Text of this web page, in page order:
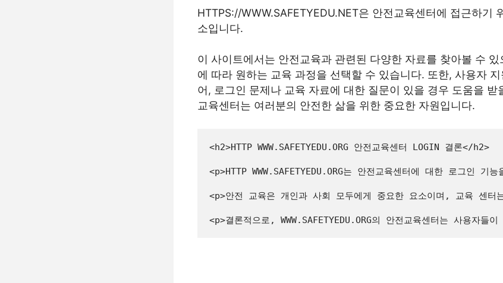
HTTPS://WWW.SAFETYEDU.NET은 안전교육센터에 접근하기
소입니다.
이 사이트에서는 안전교육과 관련된 다양한 자료를 찾아볼 수 있
에 따라 원하는 교육 과정을 선택할 수 있습니다. 또한, 사용자
어, 로그인 문제나 교육 자료에 대한 질문이 있을 경우 도움을 받
교육센터는 여러분의 안전한 삶을 위한 중요한 자원입니다.
<h2>HTTP WWW.SAFETYEDU.ORG 안전교육센터 LOGIN 결론</h2>
<p>HTTP WWW.SAFETYEDU.ORG는 안전교육센터에 대한 로그
<p>안전 교육은 개인과 사회 모두에게 중요한 요소이며, 교육 센